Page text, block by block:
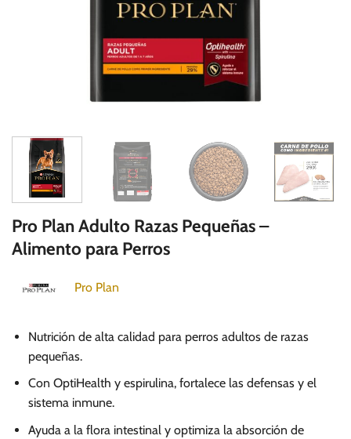
Pro Plan Adulto Razas Pequeñas –
Alimento para Perros
Pro Plan
Nutrición de alta calidad para perros adultos de razas
pequeñas.
Con OptiHealth y espirulina, fortalece las defensas y el
sistema inmune.
Ayuda a la flora intestinal y optimiza la absorción de